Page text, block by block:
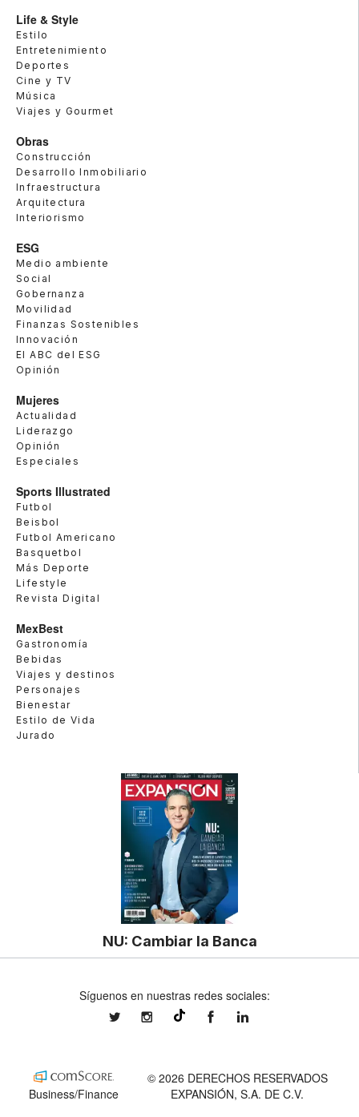
Life & Style
Estilo
Entretenimiento
Deportes
Cine y TV
Música
Viajes y Gourmet
Obras
Construcción
Desarrollo Inmobiliario
Infraestructura
Arquitectura
Interiorismo
ESG
Medio ambiente
Social
Gobernanza
Movilidad
Finanzas Sostenibles
Innovación
El ABC del ESG
Opinión
Mujeres
Actualidad
Liderazgo
Opinión
Especiales
Sports Illustrated
Futbol
Beisbol
Futbol Americano
Basquetbol
Más Deporte
Lifestyle
Revista Digital
MexBest
Gastronomía
Bebidas
Viajes y destinos
Personajes
Bienestar
Estilo de Vida
Jurado
NU: Cambiar la Banca
Síguenos en nuestras redes sociales:
expansionmxexpansionmx ExpansionMex
Business/Finance
© 2026 DERECHOS RESERVADOS
EXPANSIÓN, S.A. DE C.V.